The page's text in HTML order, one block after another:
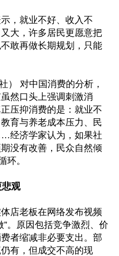
，就业不好、收入不
大，许多居民更愿意把
敢再做长期规划，只能
） 对中国消费的分析，
然口头上强调刺激消
压抑消费的是：就业不
育与养老成本压力、民
经济学家认为，如果社
没有改善，民众自然倾
环。
悲观
店老板在网络发布视频
”。原因包括竞争激烈、价
者缩减非必要支出。部
有，但成交不高的现